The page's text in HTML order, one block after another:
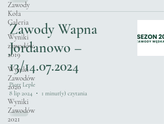
Zawody
Koła
Galeria
Wyniki
zawodów
2019
Wyniki
Zawodów
2020
Wyniki
Zawodów
2021
Zawody Wapna
Jordanowo –
13/14.07.2024
Piotr Leple
8 lip 2024
1 minut(y) czytania